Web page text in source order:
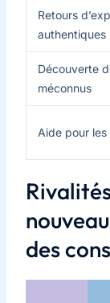
Retours
authentiques
Découverte
méconnus
Aide pour les
des